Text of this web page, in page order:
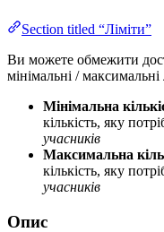
Section titled “Ліміти”
Ви можете обмежити
мінімальні / максимальні
Мінімальна
кількість, яку
учасників
Максимальна
кількість, яку
учасників
Опис